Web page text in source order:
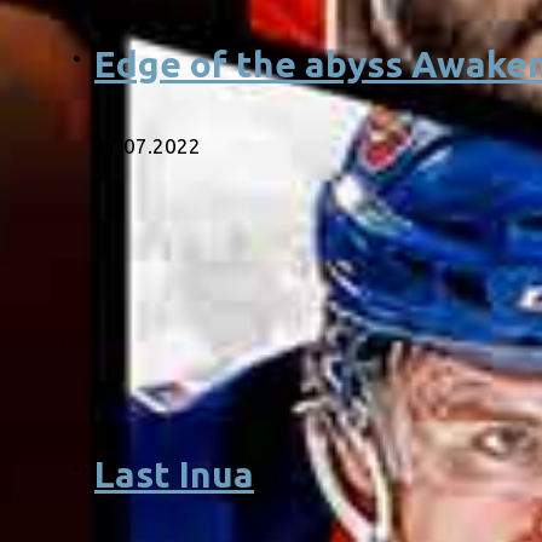
Edge of the abyss
17.07.2022
Last Inua